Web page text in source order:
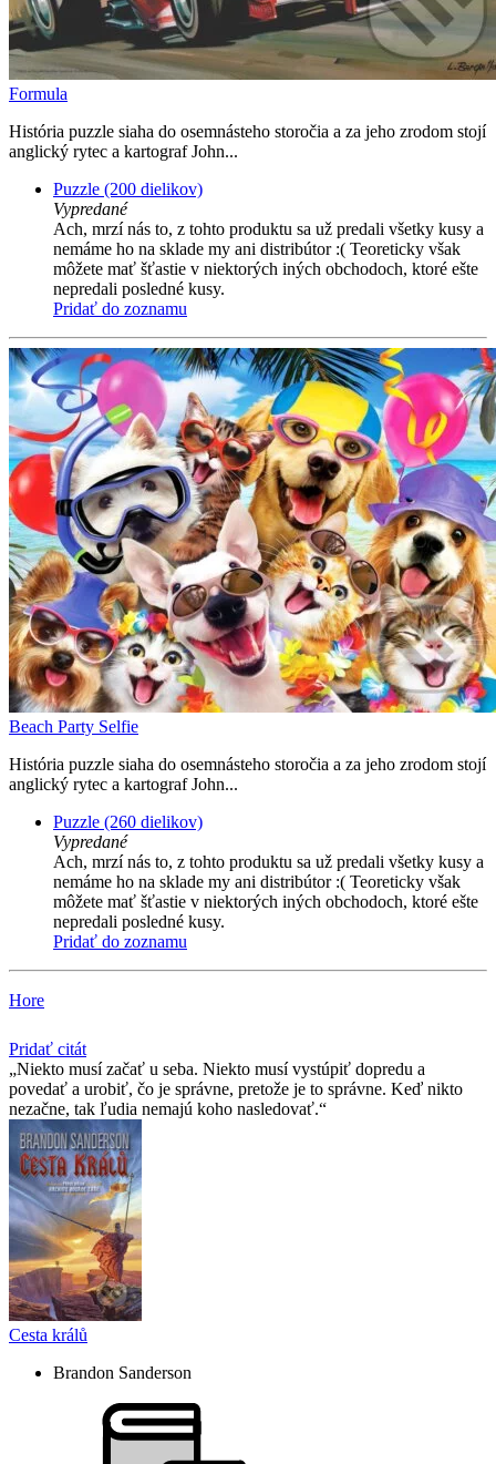
Formula
História puzzle siaha do osemnásteho storočia a za jeho zrodom stojí
anglický rytec a kartograf John...
Puzzle (200 dielikov)
Vypredané
Ach, mrzí nás to, z tohto produktu sa už predali všetky kusy a
nemáme ho na sklade my ani distribútor :( Teoreticky však
môžete mať šťastie v niektorých iných obchodoch, ktoré ešte
nepredali posledné kusy.
Pridať do zoznamu
Beach Party Selfie
História puzzle siaha do osemnásteho storočia a za jeho zrodom stojí
anglický rytec a kartograf John...
Puzzle (260 dielikov)
Vypredané
Ach, mrzí nás to, z tohto produktu sa už predali všetky kusy a
nemáme ho na sklade my ani distribútor :( Teoreticky však
môžete mať šťastie v niektorých iných obchodoch, ktoré ešte
nepredali posledné kusy.
Pridať do zoznamu
Hore
Pridať citát
Niekto musí začať u seba. Niekto musí vystúpiť dopredu a
povedať a urobiť, čo je správne, pretože je to správne. Keď nikto
nezačne, tak ľudia nemajú koho nasledovať.
Cesta králů
Brandon Sanderson